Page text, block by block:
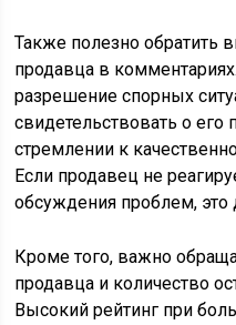
Также полезно обратить
продавца в
разрешение спорных
свидетельствовать о
стремлении к
Если продавец не
обсуждения проблем,
Кроме того, важно
продавца и количество
Высокий рейтинг при